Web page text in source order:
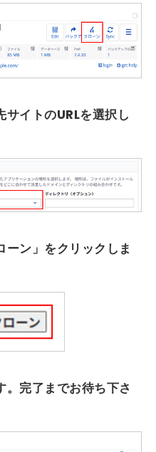
サイトのURLを選択し
ン」をクリックしま
。完了までお待ち下さ